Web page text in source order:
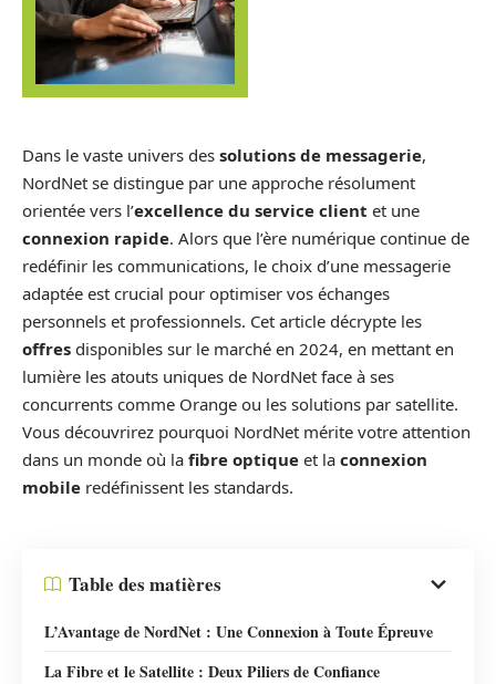
Dans le vaste univers des solutions de messagerie,
NordNet se distingue par une approche résolument
orientée vers l’excellence du service client et une
connexion rapide. Alors que l’ère numérique continue de
redéfinir les communications, le choix d’une messagerie
adaptée est crucial pour optimiser vos échanges
personnels et professionnels. Cet article décrypte les
offres disponibles sur le marché en 2024, en mettant en
lumière les atouts uniques de NordNet face à ses
concurrents comme Orange ou les solutions par satellite.
Vous découvrirez pourquoi NordNet mérite votre attention
dans un monde où la fibre optique et la connexion
mobile redéfinissent les standards.
Table des matières
L’Avantage de NordNet : Une Connexion à Toute Épreuve
La Fibre et le Satellite : Deux Piliers de Confiance